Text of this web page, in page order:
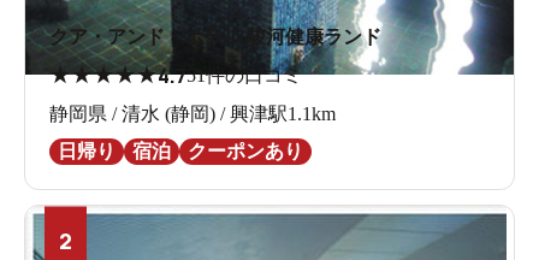
クア・アンド・ホテル 駿河健康ランド
★★★★★4.751件の口コミ
静岡県 / 清水 (静岡) / 興津駅1.1km
日帰り
宿泊 クーポンあり
2